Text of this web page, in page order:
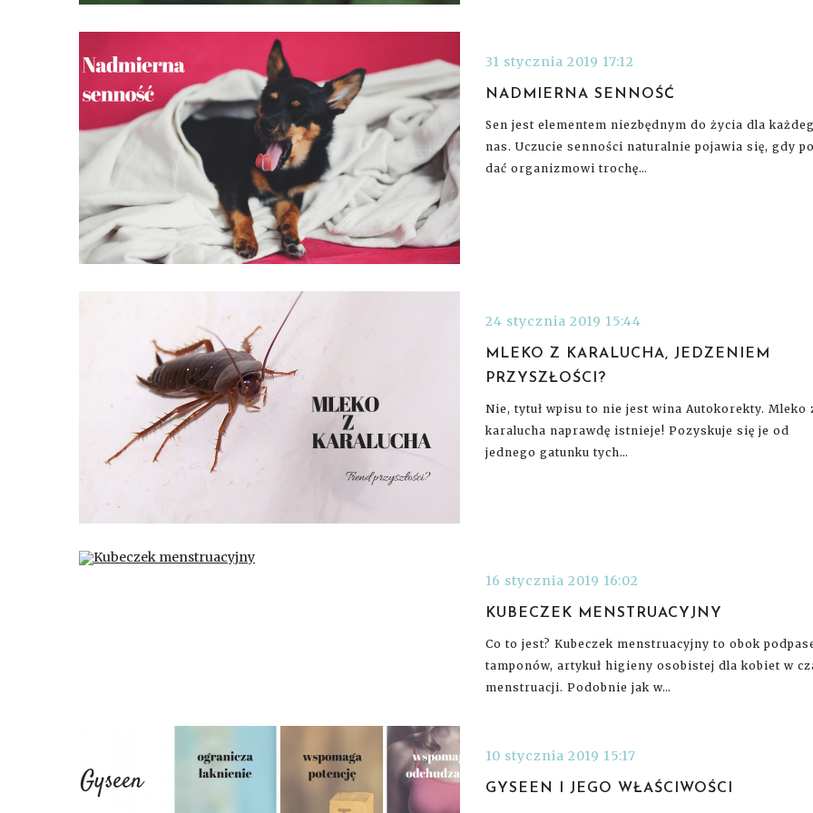
31 stycznia 2019 17:12
NADMIERNA SENNOŚĆ
Sen jest elementem niezbędnym do życia dla
nas. Uczucie senności naturalnie pojawia się, gdy
dać organizmowi trochę…
24 stycznia 2019 15:44
MLEKO Z KARALUCHA, JEDZENIEM
PRZYSZŁOŚCI?
Nie, tytuł wpisu to nie jest wina Autokorekty. Mleko
karalucha naprawdę istnieje! Pozyskuje się je od
jednego gatunku tych…
16 stycznia 2019 16:02
KUBECZEK MENSTRUACYJNY
Co to jest? Kubeczek menstruacyjny to obok
tamponów, artykuł higieny osobistej dla kobiet w
menstruacji. Podobnie jak w…
10 stycznia 2019 15:17
GYSEEN I JEGO WŁAŚCIWOŚCI